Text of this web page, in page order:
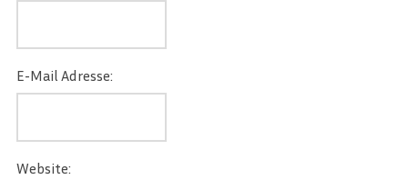
E-Mail Adresse:
Website: